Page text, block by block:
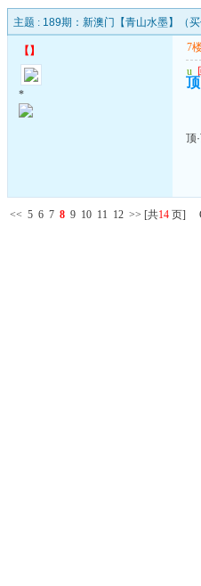
主题 : 189期：新澳门【青山水墨】（
【 】
*
7
u
顶
顶
<< 5 6 7 8 9 10 11 12 >> [共14 页]